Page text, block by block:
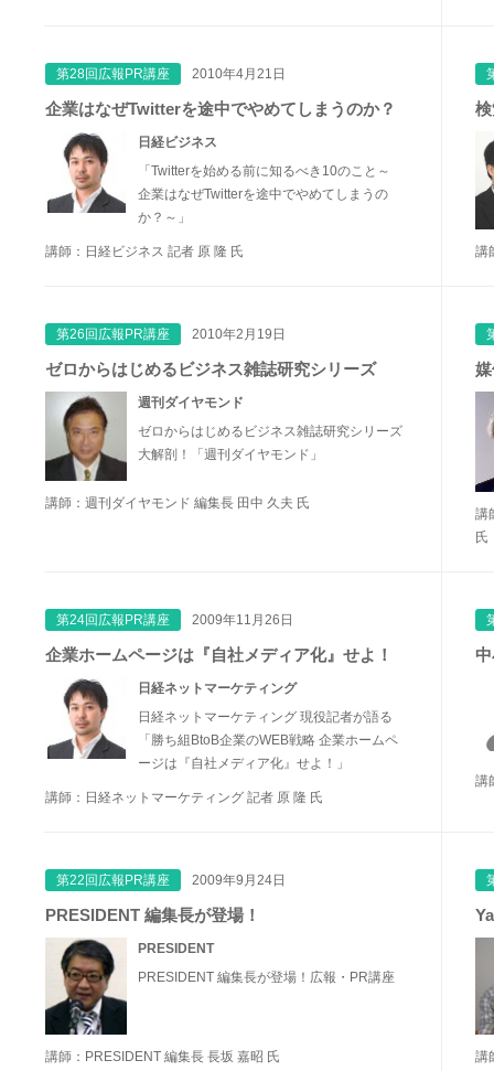
第28回広報PR講座 2010年4月21日
企業はなぜTwitterを途中でやめてしまうのか？
日経ビジネス
「Twitterを始める前に知るべき10のこと～
企業はなぜTwitterを途中でやめてしまうの
か？～」
講師：日経ビジネス 記者 原 隆 氏 講
第26回広報PR講座 2010年2月19日
ゼロからはじめるビジネス雑誌研究シリーズ
週刊ダイヤモンド
ゼロからはじめるビジネス雑誌研究シリーズ
大解剖！「週刊ダイヤモンド」
講師：週刊ダイヤモンド 編集長 田中 久夫 氏
講
氏
第24回広報PR講座 2009年11月26日
企業ホームページは『自社メディア化』せよ！
日経ネットマーケティング
日経ネットマーケティング 現役記者が語る
「勝ち組BtoB企業のWEB戦略 企業ホームペ
ージは『自社メディア化』せよ！」
講師：日経ネットマーケティング 記者 原 隆 氏
講
第22回広報PR講座 2009年9月24日
PRESIDENT 編集長が登場！
PRESIDENT
PRESIDENT 編集長が登場！広報・PR講座
講師：PRESIDENT 編集長 長坂 嘉昭 氏 講